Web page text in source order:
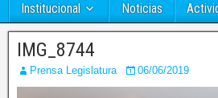
Institucional Noticias
IMG_8744
Prensa Legislatura 06/06/2019